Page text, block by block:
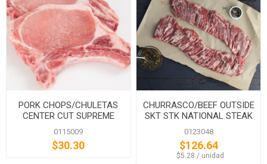
PORK CHOPS/CHULETAS
CENTER CUT SUPREME
0115009
$30.30
CHURRASCO/BEEF OUTSIDE
SKT STK NATIONAL STEAK
0123048
$126.64
‏‏‎ ‎‏‏‎ ‎$5.28 / unidad